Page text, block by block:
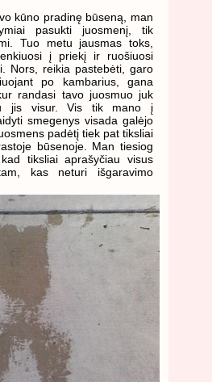
kūno pradinę būseną, man
pasukti juosmenį, tik
Tuo metu jausmas toks,
į priekį ir ruošiuosi
Nors, reikia pastebėti, garo
po kambarius, gana
randasi tavo juosmuo juk
jis visur. Vis tik mano į
smegenys visada galėjo
padėtį tiek pat tiksliai
būsenoje. Man tiesiog
tiksliai aprašyčiau visus
kas neturi išgaravimo